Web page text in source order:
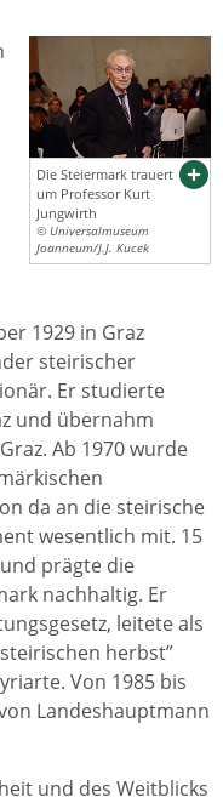
Die Steiermark trauert
um Professor Kurt
Jungwirth
© Universalmuseum
Joanneum/J.J. Kucek
1929 in Graz
steirischer
Er studierte
und übernahm
Ab 1970 wurde
da an die steirische
wesentlich mit. 15
prägte die
nachhaltig. Er
leitete als
herbst”
Von 1985 bis
Landeshauptmann
und des Weitblicks